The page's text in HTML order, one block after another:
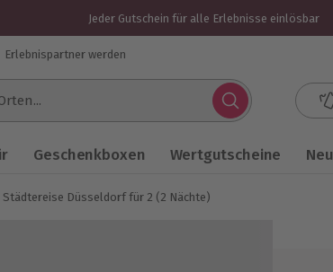
Jeder Gutschein für alle Erlebnisse einlösbar
Erlebnispartner werden
Geschenkboxen Wertgutscheine Neu
Städtereise Düsseldorf für 2 (2 Nächte)